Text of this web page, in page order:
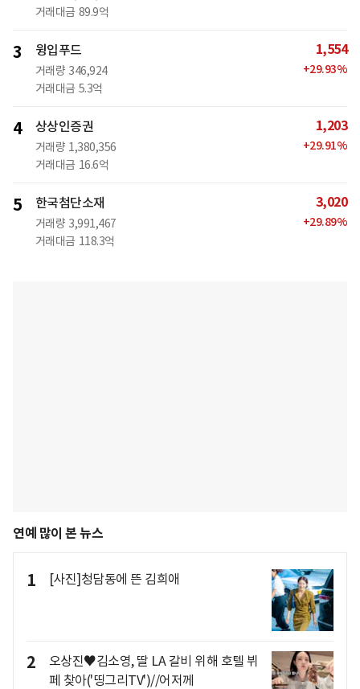
거래대금 89.9억
3 윙입푸드
거래량 346,924
거래대금 5.3억
1,554
+29.93%
4 상상인증권
거래량 1,380,356
거래대금 16.6억
1,203
+29.91%
5 한국첨단소재
거래량 3,991,467
거래대금 118.3억
3,020
+29.89%
연예 많이 본 뉴스
1 [사진]청담동에 뜬 김희애
2
오상진♥김소영, 딸 LA 갈비 위해 호텔 뷔
페 찾아('띵그리TV')//어저께